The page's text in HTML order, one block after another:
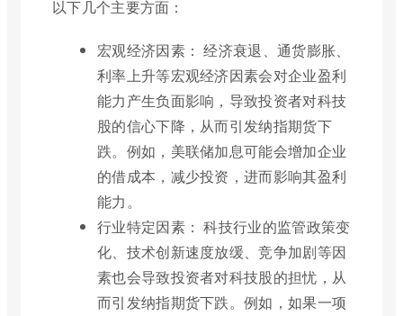
以下几个主要方面：
宏观经济因素： 经济衰退、通货膨胀、
利率上升等宏观经济因素会对企业盈利
能力产生负面影响，导致投资者对科技
股的信心下降，从而引发纳指期货下
跌。例如，美联储加息可能会增加企业
的借成本，减少投资，进而影响其盈利
能力。
行业特定因素： 科技行业的监管政策变
化、技术创新速度放缓、竞争加剧等因
素也会导致投资者对科技股的担忧，从
而引发纳指期货下跌。例如，如果一项